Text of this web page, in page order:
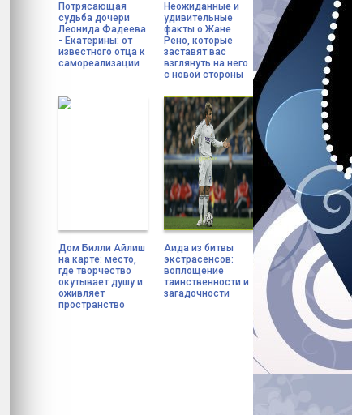
Потрясающая
судьба дочери
Леонида Фадеева
- Екатерины: от
известного отца к
самореализации
Неожиданные и
удивительные
факты о Жане
Рено, которые
заставят вас
взглянуть на него
с новой стороны
Дом Билли Айлиш
на карте: место,
где творчество
окутывает душу и
оживляет
пространство
Аида из битвы
экстрасенсов:
воплощение
таинственности и
загадочности